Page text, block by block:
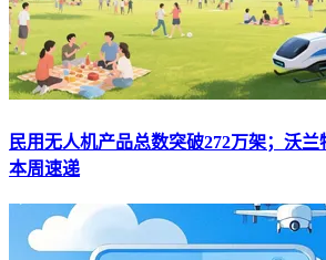
民用无人机产品总数突破272万架；沃兰
本周速递